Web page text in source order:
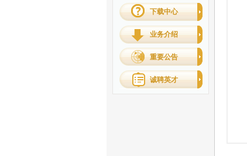
下载中心
业务介绍
重要公告
诚聘英才